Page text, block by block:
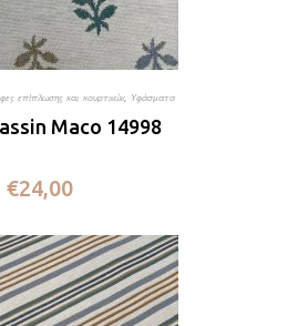
επίπλωσης και κουρτινών, Υφάσματα
Maco 14998
€24,00